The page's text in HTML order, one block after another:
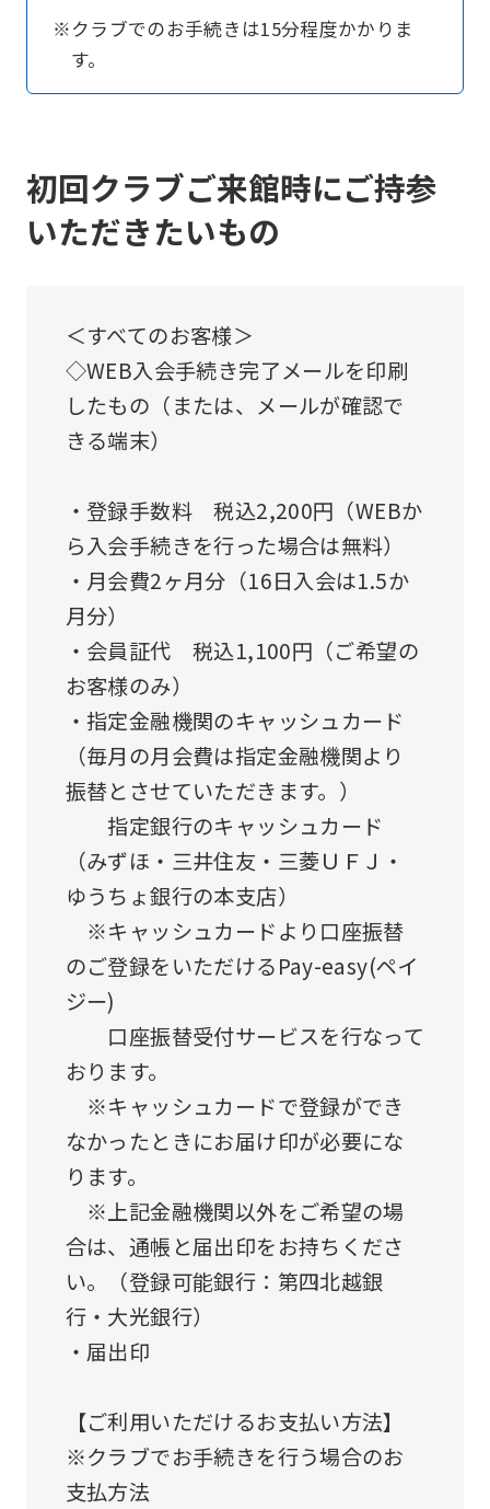
※クラブでのお手続きは15分程度かかりま
す。
初回クラブご来館時にご持参
いただきたいもの
＜すべてのお客様＞
◇WEB入会手続き完了メールを印刷
したもの（または、メールが確認で
きる端末）
・登録手数料 税込2,200円（WEBか
ら入会手続きを行った場合は無料）
・月会費2ヶ月分（16日入会は1.5か
月分）
・会員証代 税込1,100円（ご希望の
お客様のみ）
・指定金融機関のキャッシュカード
（毎月の月会費は指定金融機関より
振替とさせていただきます。）
指定銀行のキャッシュカード
（みずほ・三井住友・三菱ＵＦＪ・
ゆうちょ銀行の本支店）
※キャッシュカードより口座振替
のご登録をいただけるPay-easy(ペイ
ジー)
口座振替受付サービスを行なって
おります。
※キャッシュカードで登録ができ
なかったときにお届け印が必要にな
ります。
※上記金融機関以外をご希望の場
合は、通帳と届出印をお持ちくださ
い。（登録可能銀行：第四北越銀
行・大光銀行）
・届出印
【ご利用いただけるお支払い方法】
※クラブでお手続きを行う場合のお
支払方法
foreigners
Central
website
is
automatically
English.
Click
the
below
automatic
translation)
to
return
to
the
top
page.
if
use
an
translation
service,
the
this
website